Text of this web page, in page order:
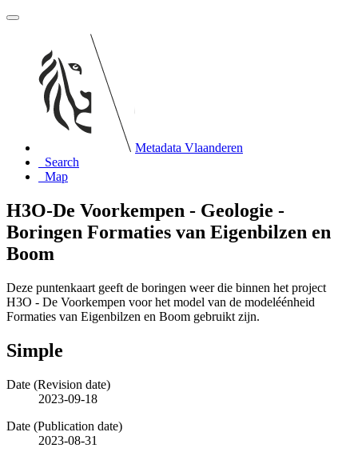
Metadata Vlaanderen
Search
Map
H3O-De Voorkempen - Geologie -
Boringen Formaties van Eigenbilzen en
Boom
Deze puntenkaart geeft de boringen weer die binnen het project
H3O - De Voorkempen voor het model van de modeléénheid
Formaties van Eigenbilzen en Boom gebruikt zijn.
Simple
Date (Revision date)
2023-09-18
Date (Publication date)
2023-08-31